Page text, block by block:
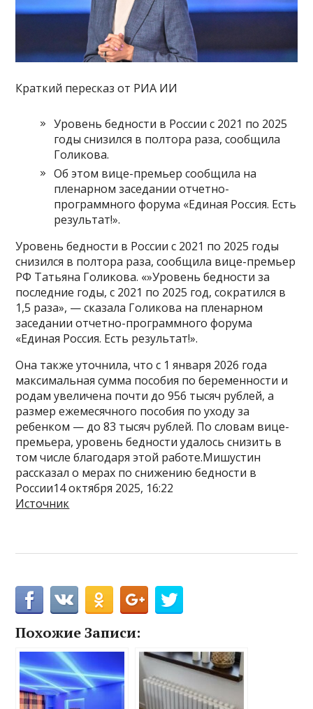
Краткий пересказ от РИА ИИ
Уровень бедности в России с 2021 по 2025
годы снизился в полтора раза, сообщила
Голикова.
Об этом вице-премьер сообщила на
пленарном заседании отчетно-
программного форума «Единая Россия. Есть
результат!».
Уровень бедности в России с 2021 по 2025 годы
снизился в полтора раза, сообщила вице-премьер
РФ Татьяна Голикова. «»Уровень бедности за
последние годы, с 2021 по 2025 год, сократился в
1,5 раза», — сказала Голикова на пленарном
заседании отчетно-программного форума
«Единая Россия. Есть результат!».
Она также уточнила, что с 1 января 2026 года
максимальная сумма пособия по беременности и
родам увеличена почти до 956 тысяч рублей, а
размер ежемесячного пособия по уходу за
ребенком — до 83 тысяч рублей. По словам вице-
премьера, уровень бедности удалось снизить в
том числе благодаря этой работе.Мишустин
рассказал о мерах по снижению бедности в
России14 октября 2025, 16:22
Источник
Похожие Записи: